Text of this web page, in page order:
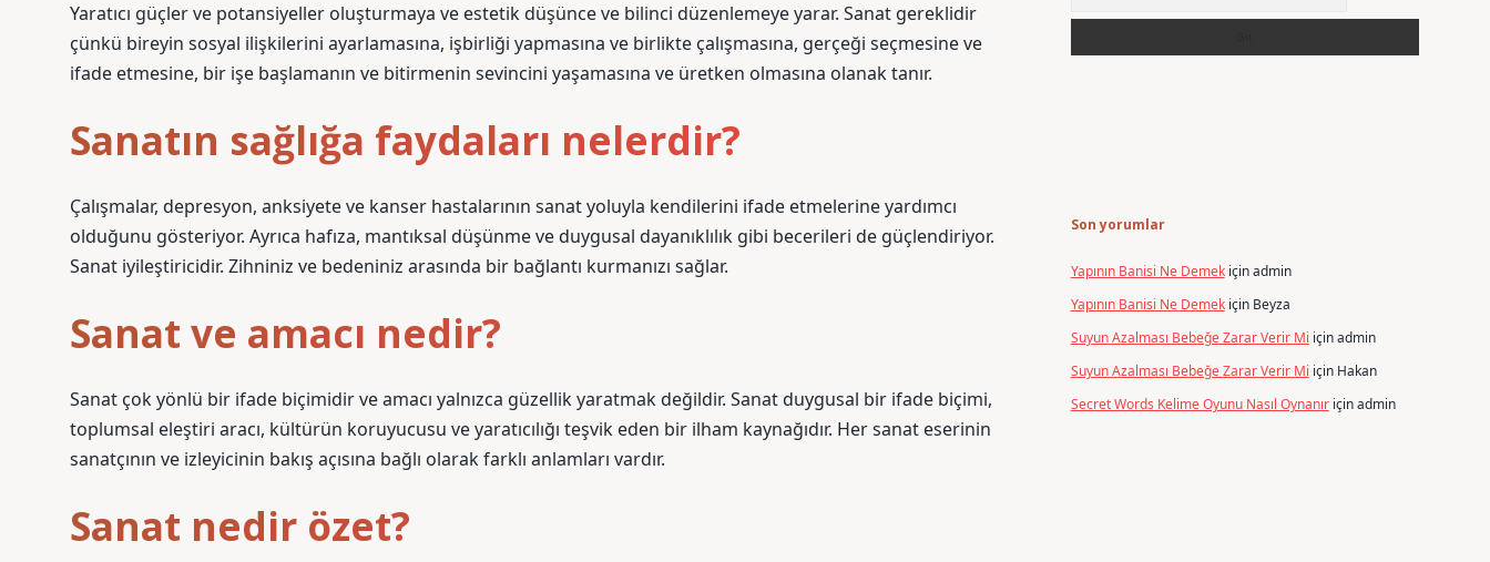
Yaratıcı güçler ve potansiyeller oluşturmaya ve estetik düşünce ve bilinci düzenlemeye yarar. Sanat gereklidir
çünkü bireyin sosyal ilişkilerini ayarlamasına, işbirliği yapmasına ve birlikte çalışmasına, gerçeği seçmesine ve
ifade etmesine, bir işe başlamanın ve bitirmenin sevincini yaşamasına ve üretken olmasına olanak tanır.
Sanatın sağlığa faydaları nelerdir?
Çalışmalar, depresyon, anksiyete ve kanser hastalarının sanat yoluyla kendilerini ifade etmelerine yardımcı
olduğunu gösteriyor. Ayrıca hafıza, mantıksal düşünme ve duygusal dayanıklılık gibi becerileri de güçlendiriyor.
Sanat iyileştiricidir. Zihniniz ve bedeniniz arasında bir bağlantı kurmanızı sağlar.
Sanat ve amacı nedir?
Sanat çok yönlü bir ifade biçimidir ve amacı yalnızca güzellik yaratmak değildir. Sanat duygusal bir ifade biçimi,
toplumsal eleştiri aracı, kültürün koruyucusu ve yaratıcılığı teşvik eden bir ilham kaynağıdır. Her sanat eserinin
sanatçının ve izleyicinin bakış açısına bağlı olarak farklı anlamları vardır.
Sanat nedir özet?
Son yorumlar
Yapının Banisi Ne Demekiçinadmin
Yapının Banisi Ne Demekiçin Beyza
Suyun Azalması Bebeğe Zarar Verir Mi içinadmin
Suyun Azalması Bebeğe Zarar Verir Mi için Hakan
Secret Words Kelime Oyunu Nasıl Oynanıriçinadmin